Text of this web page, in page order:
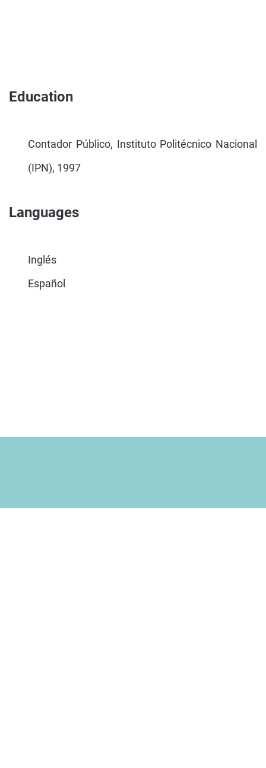
Education
Contador Público, Instituto Politécnico Nacional
(IPN), 1997
Languages
Inglés
Español